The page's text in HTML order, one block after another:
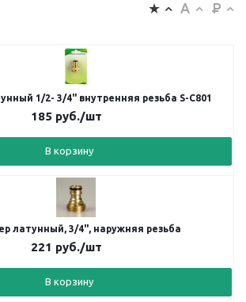
1/2- 3/4" внутренняя резьба S-C801
185 руб./шт
В корзину
латунный, 3/4", наружняя резьба
221 руб./шт
В корзину